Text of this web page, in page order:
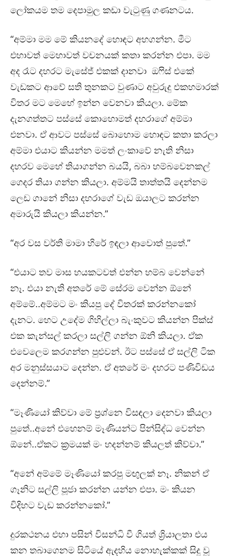
ලෝකයම තම දෙපාමුල කඩා වැටුණු ගණනටය.
“අම්මා මම මේ කියනදේ හොඳට අහගන්න. මීට
එහාවත් මෙහාවත් වචනයක් කතා කරන්න එපා. මම
අද රෑට දහරට මැසේජ් එකක් දානවා ඔෆිස් එකේ
වැඩකට ආවේ සති තුනකට වුණාට අවුරුදු එකහමාරක්
විතර මට මෙහේ ඉන්න වෙනවා කියලා. මේක
දැනගත්තට පස්සේ කොහොමත් දහරාගේ අම්මා
එනවා. ඒ ආවට පස්සේ බොහොම හොඳට කතා කරලා
අම්මා එයාට කියන්න මමත් ලංකාවේ නැති නිසා
දහරව මෙහේ තියාගන්න බයයි, බබා හම්බවෙනකල්
ගෙදර තියා ගන්න කියලා. අම්මයි තාත්තයි දෙන්නම
ලෙඩ ගානේ නිසා දහරාගේ වැඩ ඔයාලට කරන්න
අමාරුයි කියලා කියන්න.”
“අර වස වර්ති මාමා හිරේ ඉඳලා ආවොත් පුතේ.”
“එයාට තව මාස හයකටවත් එන්න හම්බ වෙන්නේ
නෑ. එයා නැති අතරේ මේ සේරම වෙන්න ඕනේ
අම්මේ..අම්මට මං කියපු දේ විතරක් කරන්නකෝ
දැනට. හෙට උදේම ගිහිල්ලා බැංකුවට කියන්න පික්ස්
එක කැන්සල් කරලා සල්ලි ගන්න ඕනි කියලා. ඒක
එවෙලෙම කරගන්න පුළුවන්. ඊට පස්සේ ඒ සල්ලි ටික
අර මනුස්සයාට දෙන්න. ඒ අතරේ මං දහරට පණිවිඩය
දෙන්නම්.”
“මෑණියෝ කිව්වා මේ ප්‍රශ්නෙ විසඳලා දෙනවා කියලා
පුතේ..අනේ එහෙනම් මෑණියන්ට පින්සිද්ධ වෙන්න
ඕනේ..ඒකට ක්‍රමයක් මං හදන්නම් කියලත් කිව්වා.”
“අනේ අම්මේ මෑණියෝ කරපු මඟුලක් නෑ. නිකන් ඒ
ගෑනිට සල්ලි පූජා කරන්න යන්න එපා. මං කියන
විදිහට වැඩ කරන්නකෝ.”
දුරකථනය එහා පසින් විසන්ධි වී ගියත් ශ්‍රියාලතා එය
කන තබාගෙනම සිටියේ ඇදහිය නොහැක්කක් සිදු වූ